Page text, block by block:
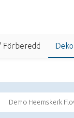
Förberedd
Demo Heemskerk